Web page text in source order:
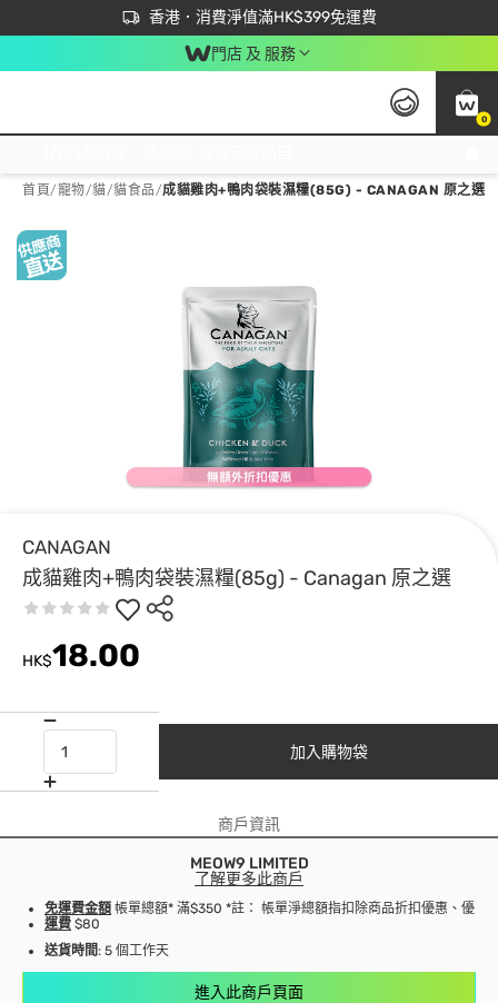
香港．消費淨值滿HK$399免運費
立即成為易賞錢會員盡享獨家優惠
首次APP下單買滿$450 輸入 NEWAPP 即減$50
門店 及 服務
0
首頁/寵物/貓/貓食品/成貓雞肉+鴨肉袋裝濕糧(85G) - CANAGAN 原之選
CANAGAN
成貓雞肉+鴨肉袋裝濕糧(85g) - Canagan 原之選
HK$18.00
加入購物袋
商戶資訊
MEOW9 LIMITED
了解更多此商戶
免運費金額 帳單總額* 滿$350 *註： 帳單淨總額指扣除商品折扣優惠、優惠
運費 $80
送貨時間: 5 個工作天
進入此商戶頁面